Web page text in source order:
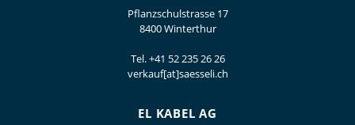
Pflanzschulstrasse 17
8400 Winterthur
Tel.+41 52 235 26 26
verkauf[at]saesseli.ch
EL KABEL AG